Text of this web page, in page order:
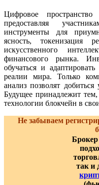
Цифровое пространство
предоставляя
инструменты для
ясность, токенизация
искусственного
финансового рынка.
обучаться и
реалии мира. Только
анализ позволят
Будущее принадлежит тем,
технологии блокчейн в
Не забываем
так и